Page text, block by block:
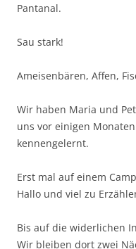
Pantanal.
Sau stark!
Ameisenbären, Affen,
Wir haben Maria und
uns vor einigen
kennengelernt.
Erst mal auf einem
Hallo und viel zu
Bis auf die widerlichen
Wir bleiben dort zwei